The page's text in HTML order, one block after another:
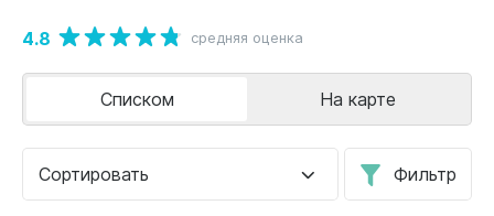
4.8 средняя оценка
Сортировать Фильтр
Списком На карте